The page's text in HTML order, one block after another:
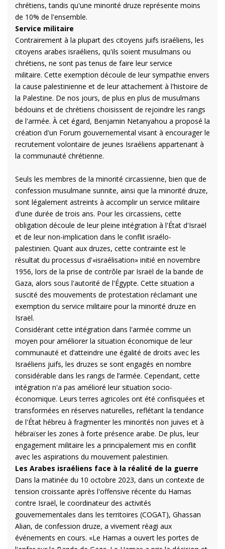
chrétiens, tandis qu'une minorité druze représente moins
de 10% de l'ensemble.
Service militaire
Contrairement à la plupart des citoyens juifs israéliens, les
citoyens arabes israéliens, qu'ils soient musulmans ou
chrétiens, ne sont pas tenus de faire leur service
militaire. Cette exemption découle de leur sympathie envers
la cause palestinienne et de leur attachement à l'histoire de
la Palestine. De nos jours, de plus en plus de musulmans
bédouins et de chrétiens choisissent de rejoindre les rangs
de l'armée. À cet égard, Benjamin Netanyahou a proposé la
création d'un Forum gouvernemental visant à encourager le
recrutement volontaire de jeunes Israéliens appartenant à
la communauté chrétienne.
Seuls les membres de la minorité circassienne, bien que de
confession musulmane sunnite, ainsi que la minorité druze,
sont légalement astreints à accomplir un service militaire
d'une durée de trois ans. Pour les circassiens, cette
obligation découle de leur pleine intégration à l'État d'Israël
et de leur non-implication dans le conflit israélo-
palestinien. Quant aux druzes, cette contrainte est le
résultat du processus d'«israélisation» initié en novembre
1956, lors de la prise de contrôle par Israël de la bande de
Gaza, alors sous l'autorité de l'Égypte. Cette situation a
suscité des mouvements de protestation réclamant une
exemption du service militaire pour la minorité druze en
Israël.
Considérant cette intégration dans l'armée comme un
moyen pour améliorer la situation économique de leur
communauté et d’atteindre une égalité de droits avec les
Israéliens juifs, les druzes se sont engagés en nombre
considérable dans les rangs de l’armée. Cependant, cette
intégration n'a pas amélioré leur situation socio-
économique. Leurs terres agricoles ont été confisquées et
transformées en réserves naturelles, reflétant la tendance
de l'État hébreu à fragmenter les minorités non juives et à
hébraïser les zones à forte présence arabe. De plus, leur
engagement militaire les a principalement mis en conflit
avec les aspirations du mouvement palestinien.
Les Arabes israéliens face à la réalité de la guerre
Dans la matinée du 10 octobre 2023, dans un contexte de
tension croissante après l'offensive récente du Hamas
contre Israël, le coordinateur des activités
gouvernementales dans les territoires (COGAT), Ghassan
Alian, de confession druze, a vivement réagi aux
événements en cours. «Le Hamas a ouvert les portes de